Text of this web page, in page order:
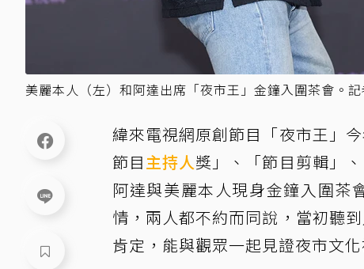
美麗本人（左）和阿達出席「夜市王」金鐘入圍茶會。
緯來電視網原創節目「夜市王」
節目主持人獎」、「節目剪輯」
阿達與美麗本人現身金鐘入圍茶
情，兩人都不約而同說，當初聽
肯定，能與觀眾一起見證夜市文